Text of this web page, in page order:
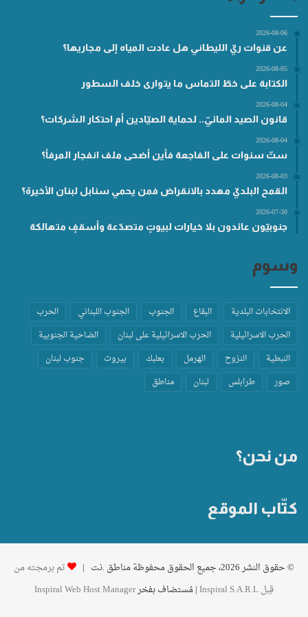
2026-08-06
عن قنوات ريّ الليطاني هل عادت المياه إلى مجاريها؟
2026-08-05
الكتابة على خطّ التماس ما يتوارى خلف السطور
2026-08-04
قانون الصيد المائيّ.. لحماية الصيّادين أم احتكار الشركات؟
2026-08-04
ستّ سنوات على الفاجعة فأين أضحى ملف انفجار المرفأ؟
2026-08-03
القمح البلديّ مهدد بالانقراض فمن يحمي سنابل لبنان الأخيرة؟
2026-07-30
جنوبيّون عائدون بلا خيارات لبيوتٍ متصدّعة وأسقفٍ متهالكة
وسوم
الانتخابات البلدية البقاع الجنوب الجنوب اللبناني
الحرب
الحرب الاسرائيلية
الحرب الاسرائيلية على لبنان
الضاحية الجنوبية
النبطية
النزوح الهرمل بعلبك بيروت
جنوب لبنان
صور
طرابلس لبنان مناطق
من نحن؟
كتّاب الموقع
© حقوق النشر 2026، جميع الحقوق محفوظة مناطق .نت |
تم برمجته من
قِبل Inspiral S.A.R.L
| مُستضاف بفخرInspiral Web Host Manager